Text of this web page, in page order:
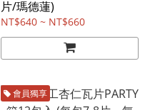
片/瑪德蓮)
NT$640 ~ NT$660
會員獨享